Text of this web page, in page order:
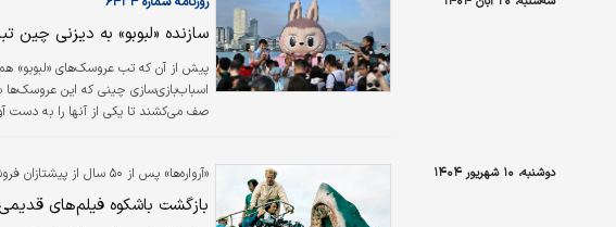
سازنده «لبوبو» به دیزنی چین
پیش از آن‌ که تب عروسک‌های «لبوبو»
اسباب‌بازی‌سازی چینی که این عروسک‌ها
صف می‌کشند تا یکی از آنها را به دست
دوشنبه، ۱۰ شهریور ۱۴۰۴ «آرواره‌ها» پس از ۵۰ سال از پیشتازان فروش شد؛
بازگشت باشکوه فیلم‌های